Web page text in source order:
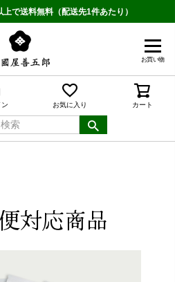
で送料無料（配送先1件あたり）
お買い物
ン お気に入り カート
対応商品